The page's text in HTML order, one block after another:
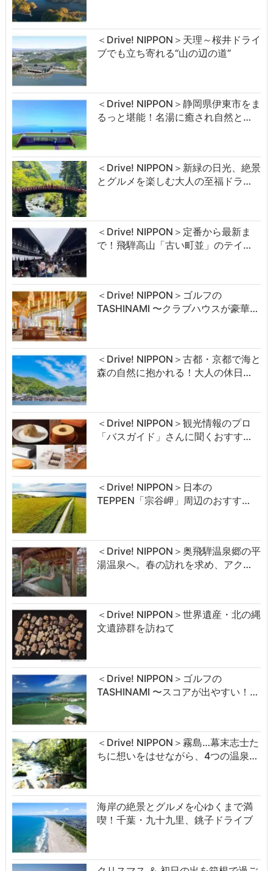
＜Drive! NIPPON＞天理～桜井ドライ
ブでも立ち寄れる“山の辺の道”
＜Drive! NIPPON＞静岡県伊東市をま
るっと堪能！名湯に癒され自然と…
＜Drive! NIPPON＞新緑の日光、絶景
とグルメを楽しむ大人の至福ドラ…
＜Drive! NIPPON＞定番から最新ま
で！飛騨高山「古い町並」のテイ…
＜Drive! NIPPON＞ゴルフの
TASHINAMI 〜クラブハウスが豪華…
＜Drive! NIPPON＞古都・京都で海と
森の自然に抱かれる！大人の休日…
＜Drive! NIPPON＞観光情報のプロ
「バスガイド」さんに聞くおすす…
＜Drive! NIPPON＞日本の
TEPPEN「宗谷岬」周辺のおすす…
＜Drive! NIPPON＞奥飛騨温泉郷の平
湯温泉へ。春の訪れを求め、アク…
＜Drive! NIPPON＞世界遺産・北の縄
文遺跡群を訪ねて
＜Drive! NIPPON＞ゴルフの
TASHINAMI 〜スコアが出やすい！…
＜Drive! NIPPON＞霧島…幕末志士た
ちに想いをはせながら、4つの温泉…
海岸の絶景とグルメを心ゆくまで満
喫！千葉・九十九里、銚子ドライブ